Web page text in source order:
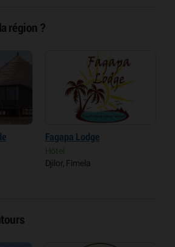
région ?
Fagapa Lodge
Hôtel
Djilor, Fimela